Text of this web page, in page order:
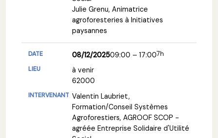
Julie Grenu, Animatrice
agroforesteries à Initiatives
paysannes
08/12/202509:00 – 17:007h
à venir
62000
Valentin Laubriet,
Formation/Conseil Systèmes
Agroforestiers, AGROOF SCOP -
agréée Entreprise Solidaire d'Utilité